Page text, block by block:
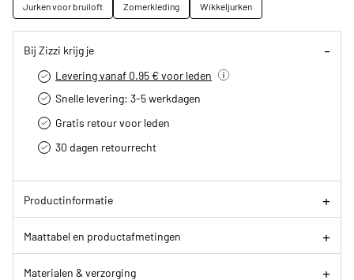
Jurken voor bruiloft
Zomerkleding Wikkeljurken
Bij Zizzi krijg je
Levering vanaf 0.95 € voor leden
Snelle levering: 3-5 werkdagen
Gratis retour voor leden
30 dagen retourrecht­
Productinformatie
Maattabel en productafmetingen
Materialen & verzorging